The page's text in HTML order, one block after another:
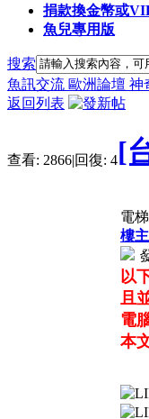
捐款換金幣或
魚兒專用版
搜索
魚訊交流 歐洲論壇 神
返回列表
查看: 2866|回復: 4[
電
樓主
以
且
電
本